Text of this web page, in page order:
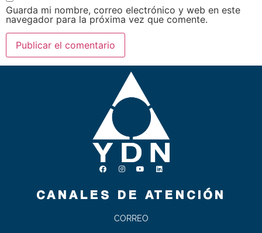
Guarda mi nombre, correo electrónico y web en este
navegador para la próxima vez que comente.
CANALES DE ATENCIÓN
CORREO